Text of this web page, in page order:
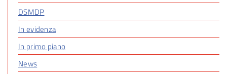
DSMDP
In evidenza
In primo piano
News